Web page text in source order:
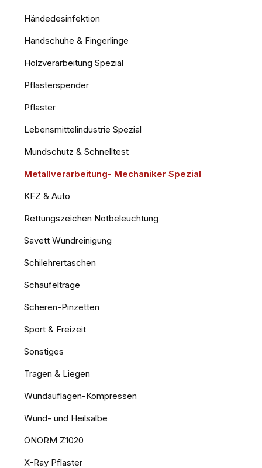
Händedesinfektion
Handschuhe & Fingerlinge
Holzverarbeitung Spezial
Pflasterspender
Pflaster
Lebensmittelindustrie Spezial
Mundschutz & Schnelltest
Metallverarbeitung- Mechaniker Spezial
KFZ & Auto
Rettungszeichen Notbeleuchtung
Savett Wundreinigung
Schilehrertaschen
Schaufeltrage
Scheren-Pinzetten
Sport & Freizeit
Sonstiges
Tragen & Liegen
Wundauflagen-Kompressen
Wund- und Heilsalbe
ÖNORM Z1020
X-Ray Pflaster